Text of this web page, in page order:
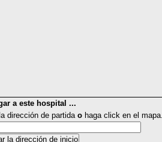
a este hospital ...
dirección de partida o haga click en el mapa.